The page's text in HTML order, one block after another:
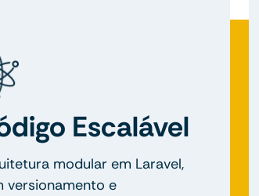
Escalável
modular em Laravel,
versionamento e